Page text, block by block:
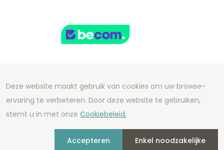
Copyright 2026 We Can Do Better Online BV
Development by2mprove- Content by
2euroherdenkingsmunten.nl
Deze website maakt gebruik van cookies om uw browse-
ervaring te verbeteren. Door deze website te gebruiken,
stemt u in met onze Cookiebeleid.
Accepteren Enkel noodzakelijke